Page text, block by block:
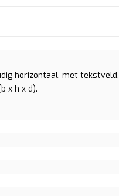
horizontaal, met tekstveld,
x h x d).